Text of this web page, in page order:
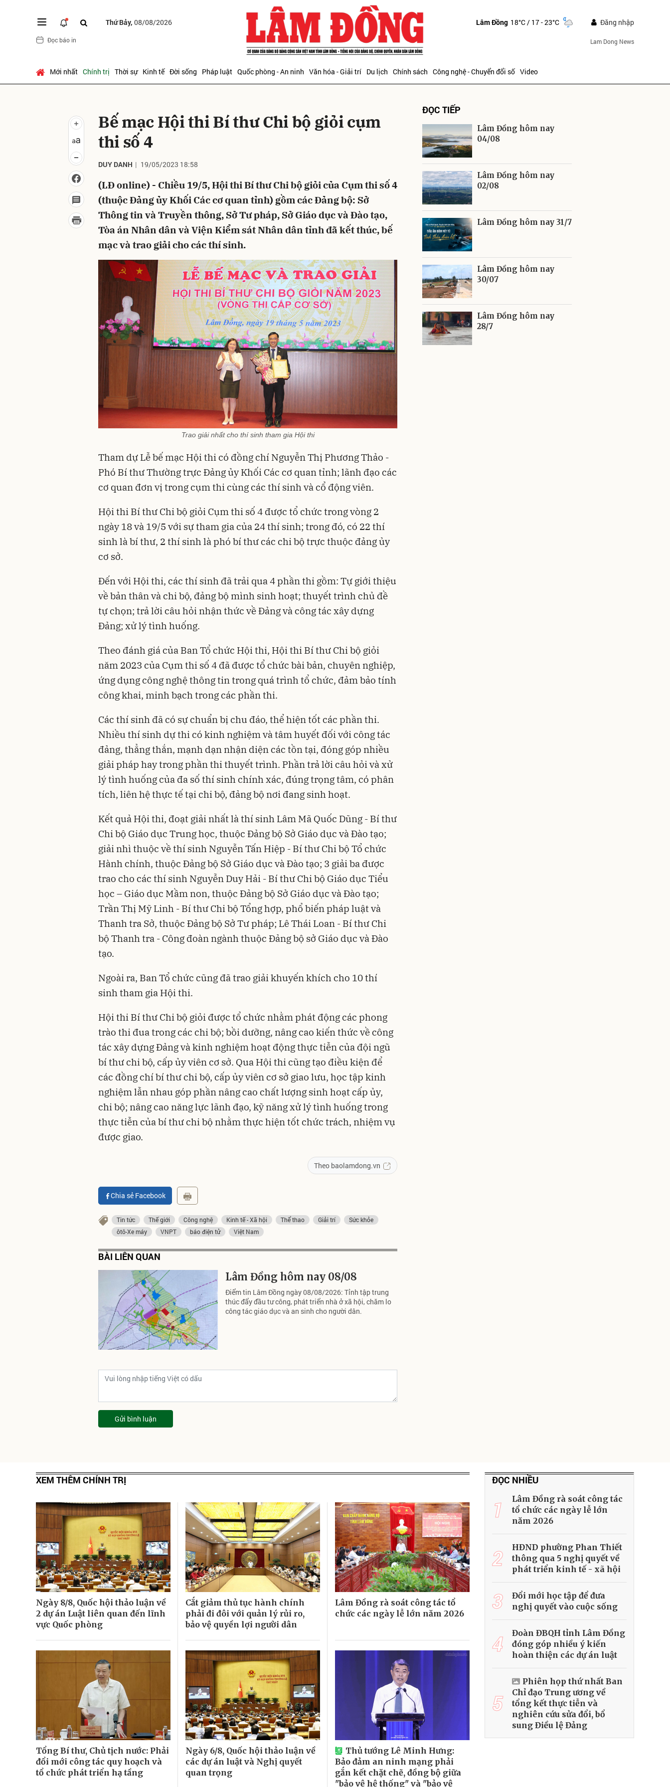
Thứ Bảy, 08/08/2026
Đọc báo in
Lâm Đồng 18°C/ 17 - 23°C Đăng nhập
Lam Dong News
Mới nhất Chính trị Thời sự Kinh tế Đời sống Pháp luật Quốc phòng - An ninh Văn hóa - Giải trí Du lịch Chính sách Công nghệ - Chuyển đổi số Video
Bế mạc Hội thi Bí thư Chi bộ giỏi cụm
thi số 4
DUY DANH 19/05/2023 18:58
(LĐ online) - Chiều 19/5, Hội thi Bí thư Chi bộ giỏi của Cụm thi số 4
(thuộc Đảng ủy Khối Các cơ quan tỉnh) gồm các Đảng bộ: Sở
Thông tin và Truyền thông, Sở Tư pháp, Sở Giáo dục và Đào tạo,
Tòa án Nhân dân và Viện Kiểm sát Nhân dân tỉnh đã kết thúc, bế
mạc và trao giải cho các thí sinh.
Trao giải nhất cho thí sinh tham gia Hội thi
Tham dự Lễ bế mạc Hội thi có đồng chí Nguyễn Thị Phương Thảo -
Phó Bí thư Thường trực Đảng ủy Khối Các cơ quan tỉnh; lãnh đạo các
cơ quan đơn vị trong cụm thi cùng các thí sinh và cổ động viên.
Hội thi Bí thư Chi bộ giỏi Cụm thi số 4 được tổ chức trong vòng 2
ngày 18 và 19/5 với sự tham gia của 24 thí sinh; trong đó, có 22 thí
sinh là bí thư, 2 thí sinh là phó bí thư các chi bộ trực thuộc đảng ủy
cơ sở.
Đến với Hội thi, các thí sinh đã trải qua 4 phần thi gồm: Tự giới thiệu
về bản thân và chi bộ, đảng bộ mình sinh hoạt; thuyết trình chủ đề
tự chọn; trả lời câu hỏi nhận thức về Đảng và công tác xây dựng
Đảng; xử lý tình huống.
Theo đánh giá của Ban Tổ chức Hội thi, Hội thi Bí thư Chi bộ giỏi
năm 2023 của Cụm thi số 4 đã được tổ chức bài bản, chuyên nghiệp,
ứng dụng công nghệ thông tin trong quá trình tổ chức, đảm bảo tính
công khai, minh bạch trong các phần thi.
Các thí sinh đã có sự chuẩn bị chu đáo, thể hiện tốt các phần thi.
Nhiều thí sinh dự thi có kinh nghiệm và tâm huyết đối với công tác
đảng, thẳng thắn, mạnh dạn nhận diện các tồn tại, đóng góp nhiều
giải pháp hay trong phần thi thuyết trình. Phần trả lời câu hỏi và xử
lý tình huống của đa số thí sinh chính xác, đúng trọng tâm, có phân
tích, liên hệ thực tế tại chi bộ, đảng bộ nơi đang sinh hoạt.
Kết quả Hội thi, đoạt giải nhất là thí sinh Lâm Mã Quốc Dũng - Bí thư
Chi bộ Giáo dục Trung học, thuộc Đảng bộ Sở Giáo dục và Đào tạo;
giải nhì thuộc về thí sinh Nguyễn Tấn Hiệp - Bí thư Chi bộ Tổ chức
Hành chính, thuộc Đảng bộ Sở Giáo dục và Đào tạo; 3 giải ba được
trao cho các thí sinh Nguyễn Duy Hải - Bí thư Chi bộ Giáo dục Tiểu
học – Giáo dục Mầm non, thuộc Đảng bộ Sở Giáo dục và Đào tạo;
Trần Thị Mỹ Linh - Bí thư Chi bộ Tổng hợp, phổ biến pháp luật và
Thanh tra Sở, thuộc Đảng bộ Sở Tư pháp; Lê Thái Loan - Bí thư Chi
bộ Thanh tra - Công đoàn ngành thuộc Đảng bộ sở Giáo dục và Đào
tạo.
Ngoài ra, Ban Tổ chức cũng đã trao giải khuyến khích cho 10 thí
sinh tham gia Hội thi.
Hội thi Bí thư Chi bộ giỏi được tổ chức nhằm phát động các phong
trào thi đua trong các chi bộ; bồi dưỡng, nâng cao kiến thức về công
tác xây dựng Đảng và kinh nghiệm hoạt động thực tiễn của đội ngũ
bí thư chi bộ, cấp ủy viên cơ sở. Qua Hội thi cũng tạo điều kiện để
các đồng chí bí thư chi bộ, cấp ủy viên cơ sở giao lưu, học tập kinh
nghiệm lẫn nhau góp phần nâng cao chất lượng sinh hoạt cấp ủy,
chi bộ; nâng cao năng lực lãnh đạo, kỹ năng xử lý tình huống trong
thực tiễn của bí thư chi bộ nhằm thực hiện tốt chức trách, nhiệm vụ
được giao.
Theo baolamdong.vn
Chia sẻ Facebook
Tin tức Thế giới Công nghệ Kinh tế - Xã hội Thể thao Giải trí
Sức khỏe
ôtô-Xe máy
VNPT báo điện tử Việt Nam
BÀI LIÊN QUAN
Lâm Đồng hôm nay 08/08
Điểm tin Lâm Đồng ngày 08/08/2026: Tỉnh tập trung
thúc đẩy đầu tư công, phát triển nhà ở xã hội, chăm lo
công tác giáo dục và an sinh cho người dân.
Gửi bình luận
ĐỌC TIẾP
Lâm Đồng hôm nay
04/08
Lâm Đồng hôm nay
02/08
Lâm Đồng hôm nay 31/7
Lâm Đồng hôm nay
30/07
Lâm Đồng hôm nay
28/7
XEM THÊM CHÍNH TRỊ
Ngày 8/8, Quốc hội thảo luận về
2 dự án Luật liên quan đến lĩnh
vực Quốc phòng
Cắt giảm thủ tục hành chính
phải đi đôi với quản lý rủi ro,
bảo vệ quyền lợi người dân
Lâm Đồng rà soát công tác tổ
chức các ngày lễ lớn năm 2026
Tổng Bí thư, Chủ tịch nước: Phải
đổi mới công tác quy hoạch và
tổ chức phát triển hạ tầng
Ngày 6/8, Quốc hội thảo luận về
các dự án luật và Nghị quyết
quan trọng
Thủ tướng Lê Minh Hưng:
Bảo đảm an ninh mạng phải
gắn kết chặt chẽ, đồng bộ giữa
"bảo vệ hệ thống" và "bảo vệ
ĐỌC NHIỀU
1
Lâm Đồng rà soát công tác
tổ chức các ngày lễ lớn
năm 2026
2
HĐND phường Phan Thiết
thông qua 5 nghị quyết về
phát triển kinh tế - xã hội
3
Đổi mới học tập để đưa
nghị quyết vào cuộc sống
4
Đoàn ĐBQH tỉnh Lâm Đồng
đóng góp nhiều ý kiến
hoàn thiện các dự án luật
5
Phiên họp thứ nhất Ban
Chỉ đạo Trung ương về
tổng kết thực tiễn và
nghiên cứu sửa đổi, bổ
sung Điều lệ Đảng
Gửi bình luận
Gửi